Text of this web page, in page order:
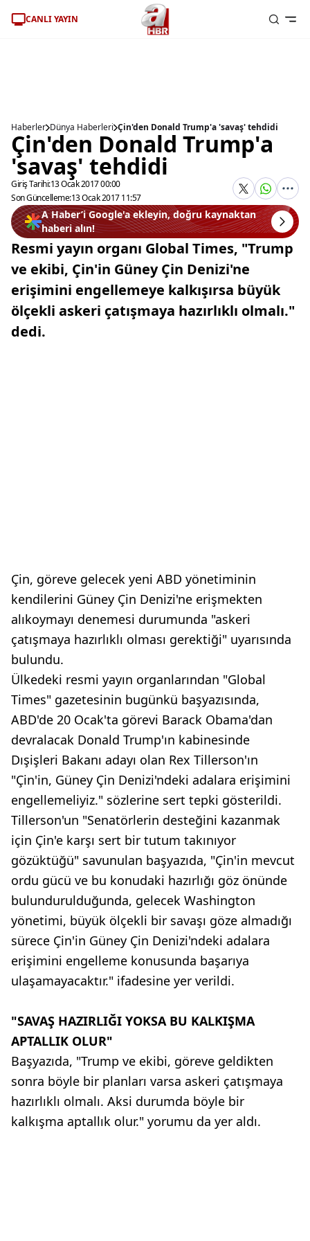
CANLI YAYIN
Haberler Dünya Haberleri Çin'den Donald Trump'a 'savaş' tehdidi
Çin'den Donald Trump'a
'savaş' tehdidi
Giriş Tarihi:13 Ocak 2017 00:00
Son Güncelleme:13 Ocak 2017 11:57
A Haber’i Google'a ekleyin, doğru kaynaktan
haberi alın!
Resmi yayın organı Global Times, "Trump
ve ekibi, Çin'in Güney Çin Denizi'ne
erişimini engellemeye kalkışırsa büyük
ölçekli askeri çatışmaya hazırlıklı olmalı."
dedi.
Çin, göreve gelecek yeni ABD yönetiminin
kendilerini Güney Çin Denizi'ne erişmekten
alıkoymayı denemesi durumunda "askeri
çatışmaya hazırlıklı olması gerektiği" uyarısında
bulundu.
Ülkedeki resmi yayın organlarından "Global
Times" gazetesinin bugünkü başyazısında,
ABD'de 20 Ocak'ta görevi Barack Obama'dan
devralacak Donald Trump'ın kabinesinde
Dışişleri Bakanı adayı olan Rex Tillerson'ın
"Çin'in, Güney Çin Denizi'ndeki adalara erişimini
engellemeliyiz." sözlerine sert tepki gösterildi.
Tillerson'un "Senatörlerin desteğini kazanmak
için Çin'e karşı sert bir tutum takınıyor
gözüktüğü" savunulan başyazıda, "Çin'in mevcut
ordu gücü ve bu konudaki hazırlığı göz önünde
bulundurulduğunda, gelecek Washington
yönetimi, büyük ölçekli bir savaşı göze almadığı
sürece Çin'in Güney Çin Denizi'ndeki adalara
erişimini engelleme konusunda başarıya
ulaşamayacaktır." ifadesine yer verildi.
"SAVAŞ HAZIRLIĞI YOKSA BU KALKIŞMA
APTALLIK OLUR"
Başyazıda, "Trump ve ekibi, göreve geldikten
sonra böyle bir planları varsa askeri çatışmaya
hazırlıklı olmalı. Aksi durumda böyle bir
kalkışma aptallık olur." yorumu da yer aldı.